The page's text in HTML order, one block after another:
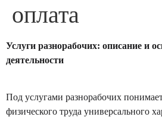
оплата
Услуги разнорабочих: описание и
деятельности
Под услугами разнорабочих
физического труда универсального